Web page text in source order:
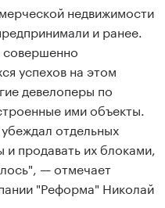
недвижимости
и ранее.
совершенно
успехов на этом
девелоперы по
ими объекты.
отдельных
продавать их блоками,
— отмечает
"Реформа" Николай